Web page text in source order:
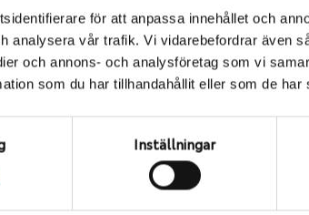
för att anpassa innehållet och
analysera vår trafik. Vi vidarebefordrar även
och annons- och analysföretag som vi
som du har tillhandahållit eller som de
Inställningar
hos oss levereras de direkt till
datum och tid för upphämtning eller